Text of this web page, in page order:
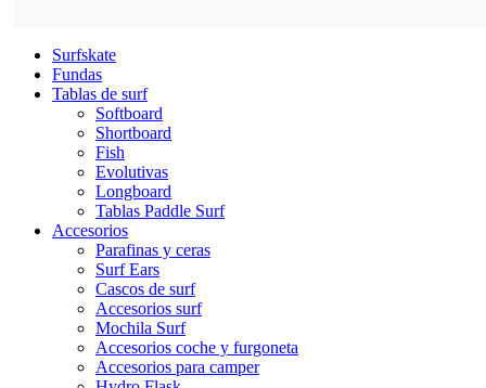
Surfskate
Fundas
Tablas de surf
Softboard
Shortboard
Fish
Evolutivas
Longboard
Tablas Paddle Surf
Accesorios
Parafinas y ceras
Surf Ears
Cascos de surf
Accesorios surf
Mochila Surf
Accesorios coche y furgoneta
Accesorios para camper